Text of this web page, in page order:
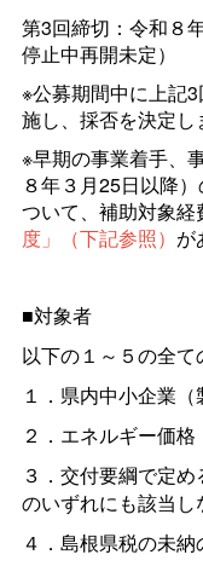
第3回締切：令和８
停止中再開未定）
※公募期間中に上記
施し、採否を決定し
※早期の事業着手、
８年３月25日以降
ついて、補助対象経
度」（下記参照） が
■対象者
以下の１～５の全て
１．県内中小企業
２．エネルギー価
３．交付要綱で定め
のいずれにも該当し
４．島根県税の未